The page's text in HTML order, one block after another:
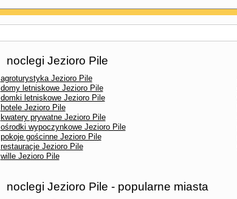
noclegi Jezioro Pile
agroturystyka Jezioro Pile
domy letniskowe Jezioro Pile
domki letniskowe Jezioro Pile
hotele Jezioro Pile
kwatery prywatne Jezioro Pile
ośrodki wypoczynkowe Jezioro Pile
pokoje gościnne Jezioro Pile
restauracje Jezioro Pile
wille Jezioro Pile
noclegi Jezioro Pile - popularne miasta